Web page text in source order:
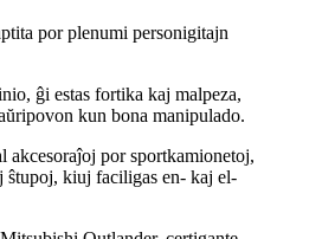
por plenumi personigitajn
ĝi estas fortika kaj malpeza,
kun bona manipulado.
akcesoraĵoj por sportkamionetoj,
ŝtupoj, kiuj faciligas en- kaj el-